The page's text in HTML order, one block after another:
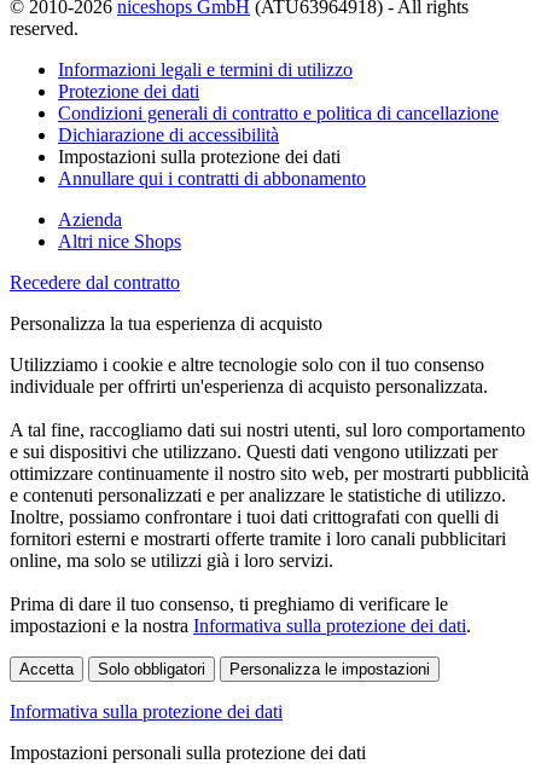
© 2010-2026 niceshops GmbH (ATU63964918) - All rights
reserved.
Informazioni legali e termini di utilizzo
Protezione dei dati
Condizioni generali di contratto e politica di cancellazione
Dichiarazione di accessibilità
Impostazioni sulla protezione dei dati
Annullare qui i contratti di abbonamento
Azienda
Altri nice Shops
Recedere dal contratto
Personalizza la tua esperienza di acquisto
Utilizziamo i cookie e altre tecnologie solo con il tuo consenso
individuale per offrirti un'esperienza di acquisto personalizzata.
A tal fine, raccogliamo dati sui nostri utenti, sul loro comportamento
e sui dispositivi che utilizzano. Questi dati vengono utilizzati per
ottimizzare continuamente il nostro sito web, per mostrarti pubblicità
e contenuti personalizzati e per analizzare le statistiche di utilizzo.
Inoltre, possiamo confrontare i tuoi dati crittografati con quelli di
fornitori esterni e mostrarti offerte tramite i loro canali pubblicitari
online, ma solo se utilizzi già i loro servizi.
Prima di dare il tuo consenso, ti preghiamo di verificare le
impostazioni e la nostra Informativa sulla protezione dei dati.
Accetta Solo obbligatori Personalizza le impostazioni
Informativa sulla protezione dei dati
Impostazioni personali sulla protezione dei dati